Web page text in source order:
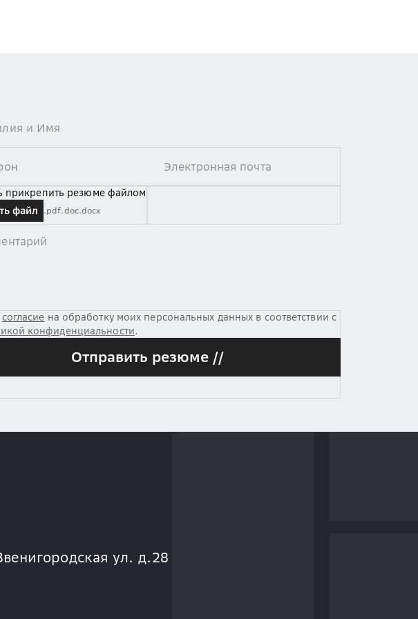
прикрепить резюме файлом
файл
.pdf.doc.docx
согласие на обработку моих персональных данных в соответствии с
конфиденциальности.
Отправить резюме //
ул. д.28